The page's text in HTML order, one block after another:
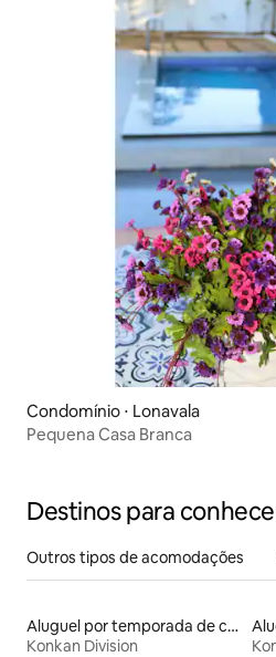
Condomínio ⋅ Lonavala
Pequena Casa Branca
Destinos para
Outros tipos de acomodações
Aluguel por temporada de casas arredondadas
Konkan Division